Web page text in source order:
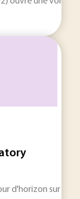
d'horizon sur les